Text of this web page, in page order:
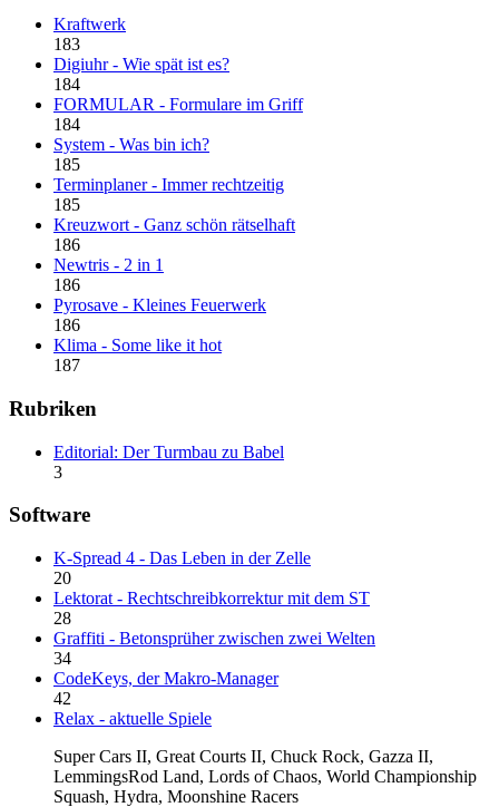
Kraftwerk
183
Digiuhr - Wie spät ist es?
184
FORMULAR - Formulare im Griff
184
System - Was bin ich?
185
Terminplaner - Immer rechtzeitig
185
Kreuzwort - Ganz schön rätselhaft
186
Newtris - 2 in 1
186
Pyrosave - Kleines Feuerwerk
186
Klima - Some like it hot
187
Rubriken
Editorial: Der Turmbau zu Babel
3
Software
K-Spread 4 - Das Leben in der Zelle
20
Lektorat - Rechtschreibkorrektur mit dem ST
28
Graffiti - Betonsprüher zwischen zwei Welten
34
CodeKeys, der Makro-Manager
42
Relax - aktuelle Spiele
Super Cars II, Great Courts II, Chuck Rock, Gazza II,
LemmingsRod Land, Lords of Chaos, World Championship
Squash, Hydra, Moonshine Racers